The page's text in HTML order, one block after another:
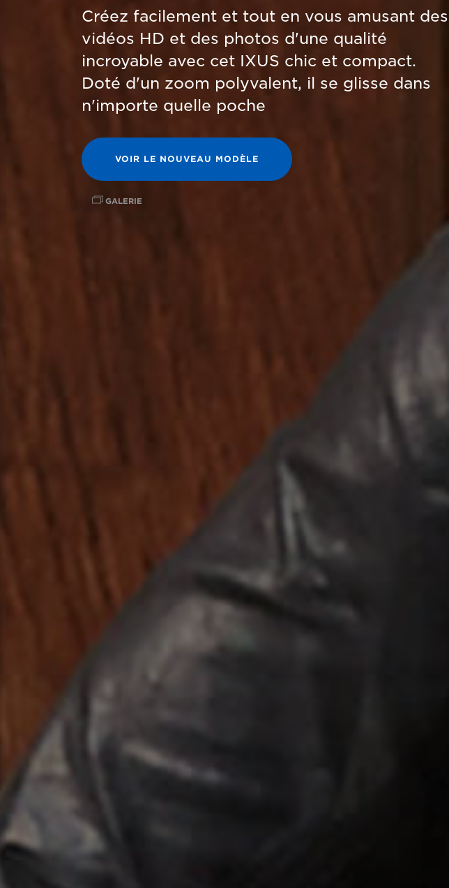
Créez facilement et tout en vous amusant des
vidéos HD et des photos d'une qualité
incroyable avec cet IXUS chic et compact.
Doté d'un zoom polyvalent, il se glisse dans
n'importe quelle poche
VOIR LE NOUVEAU MODÈLE
GALERIE